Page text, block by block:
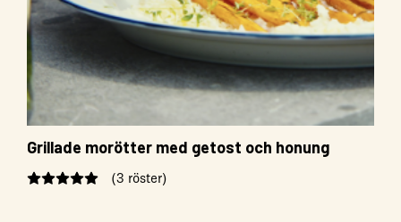
Grillade morötter med getost och honung
(3 röster)